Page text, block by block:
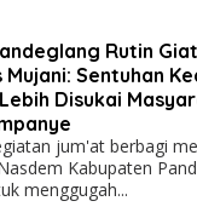
Rutin
Mujani: Sentuhan
Disukai
jum'at berbagi
Kabupaten
menggugah...